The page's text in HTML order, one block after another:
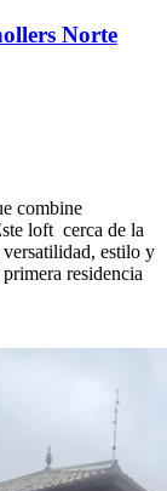
Norte
combine
loft cerca de la
estilo y
residencia